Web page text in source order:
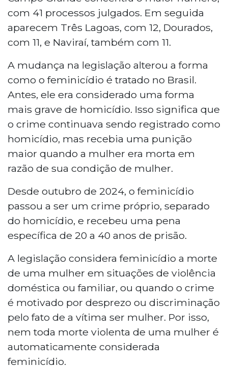
com 41 processos julgados. Em seguida
aparecem Três Lagoas, com 12, Dourados,
com 11, e Naviraí, também com 11.
A mudança na legislação alterou a forma
como o feminicídio é tratado no Brasil.
Antes, ele era considerado uma forma
mais grave de homicídio. Isso significa que
o crime continuava sendo registrado como
homicídio, mas recebia uma punição
maior quando a mulher era morta em
razão de sua condição de mulher.
Desde outubro de 2024, o feminicídio
passou a ser um crime próprio, separado
do homicídio, e recebeu uma pena
específica de 20 a 40 anos de prisão.
A legislação considera feminicídio a morte
de uma mulher em situações de violência
doméstica ou familiar, ou quando o crime
é motivado por desprezo ou discriminação
pelo fato de a vítima ser mulher. Por isso,
nem toda morte violenta de uma mulher é
automaticamente considerada
feminicídio.